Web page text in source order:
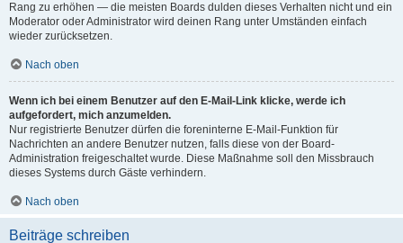
Rang zu erhöhen — die meisten Boards dulden dieses Verhalten nicht und ein
Moderator oder Administrator wird deinen Rang unter Umständen einfach
wieder zurücksetzen.
Nach oben
Wenn ich bei einem Benutzer auf den E-Mail-Link klicke, werde ich
aufgefordert, mich anzumelden.
Nur registrierte Benutzer dürfen die foreninterne E-Mail-Funktion für
Nachrichten an andere Benutzer nutzen, falls diese von der Board-
Administration freigeschaltet wurde. Diese Maßnahme soll den Missbrauch
dieses Systems durch Gäste verhindern.
Nach oben
Beiträge schreiben